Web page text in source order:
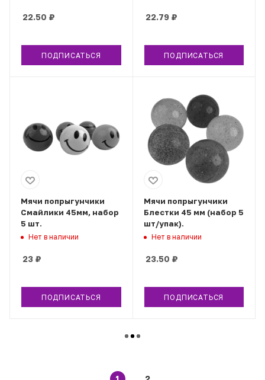
22.50 ₽
ПОДПИСАТЬСЯ
22.79₽
ПОДПИСАТЬСЯ
Мячи попрыгунчики
Смайлики 45мм, набор
5 шт.
Нет в наличии
23 ₽
ПОДПИСАТЬСЯ
Мячи попрыгунчики
Блестки 45 мм (набор 5
шт/упак).
Нет в наличии
23.50 ₽
ПОДПИСАТЬСЯ